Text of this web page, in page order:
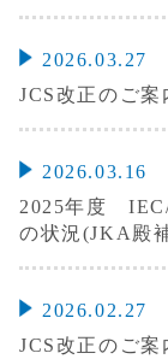
2026.03.27
JCS改正のご
2026.03.16
2025年度 IEC/
の状況(JKA殿
2026.02.27
JCS改正のご